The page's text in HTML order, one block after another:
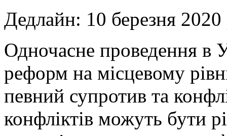
Дедлайн: 10 березня 2020
Одночасне проведення в
реформ на місцевому
певний супротив та
конфліктів можуть бути